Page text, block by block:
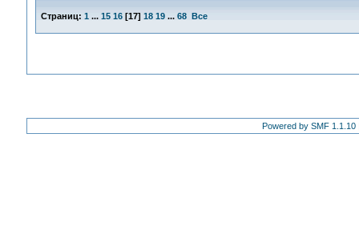
Страниц: 1 ... 15 16[17] 18 19 ... 68 Все
Powered by SMF 1.1.10